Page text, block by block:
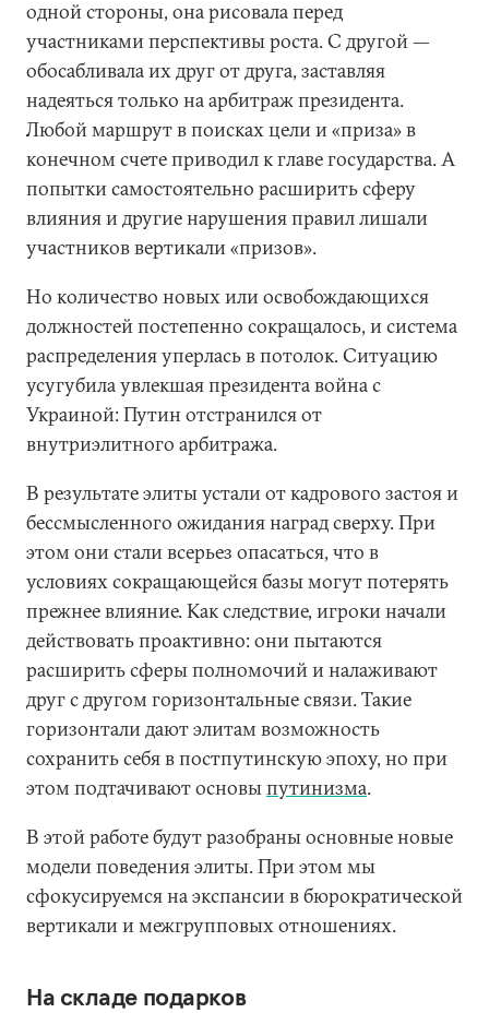
одной стороны, она рисовала перед
участниками перспективы роста. С другой —
обосабливала их друг от друга, заставляя
надеяться только на арбитраж президента.
Любой маршрут в поисках цели и «приза» в
конечном счете приводил к главе государства. А
попытки самостоятельно расширить сферу
влияния и другие нарушения правил лишали
участников вертикали «призов».
Но количество новых или освобождающихся
должностей постепенно сокращалось, и система
распределения уперлась в потолок. Ситуацию
усугубила увлекшая президента война с
Украиной: Путин отстранился от
внутриэлитного арбитража.
В результате элиты устали от кадрового застоя и
бессмысленного ожидания наград сверху. При
этом они стали всерьез опасаться, что в
условиях сокращающейся базы могут потерять
прежнее влияние. Как следствие, игроки начали
действовать проактивно: они пытаются
расширить сферы полномочий и налаживают
друг с другом горизонтальные связи. Такие
горизонтали дают элитам возможность
сохранить себя в постпутинскую эпоху, но при
этом подтачивают основыпутинизма.
В этой работе будут разобраны основные новые
модели поведения элиты. При этом мы
сфокусируемся на экспансии в бюрократической
вертикали и межгрупповых отношениях.
На складе подарков